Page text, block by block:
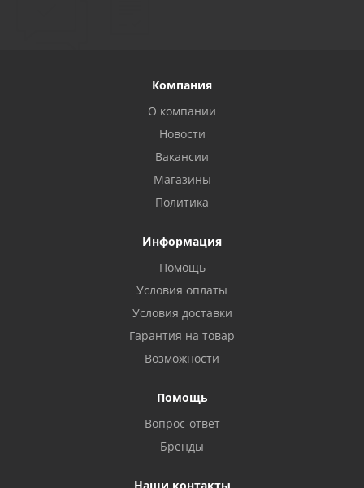
Компания
О компании
Новости
Вакансии
Магазины
Политика
Информация
Помощь
Условия оплаты
Условия доставки
Гарантия на товар
Возможности
Помощь
Вопрос-ответ
Бренды